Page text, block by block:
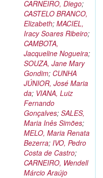
CARNEIRO, Diego;
CASTELO BRANCO,
Elizabeth; MACIEL,
Iracy Soares Ribeiro;
CAMBOTA,
Jacqueline Nogueira;
SOUZA, Jane Mary
Gondim; CUNHA
JÚNIOR, José Maria
da; VIANA, Luiz
Fernando
Gonçalves; SALES,
Maria Inês Simões;
MELO, Maria Renata
Bezerra; IVO, Pedro
Costa de Castro;
CARNEIRO, Wendell
Márcio Araújo